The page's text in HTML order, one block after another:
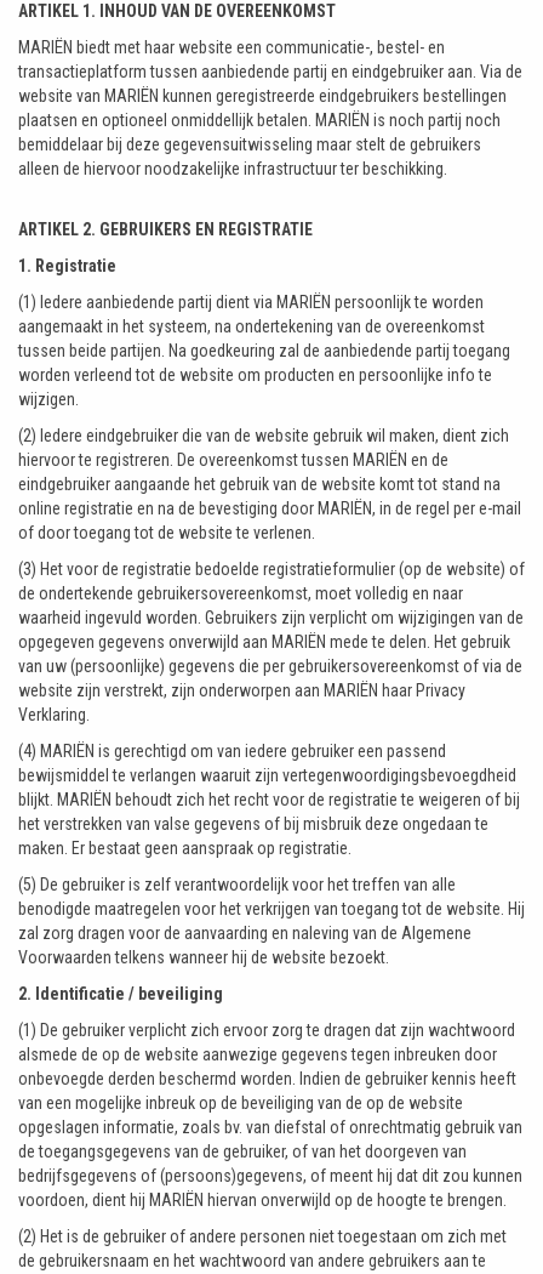
ARTIKEL 1. INHOUD VAN DE OVEREENKOMST
MARIËN biedt met haar website een communicatie-, bestel- en
transactieplatform tussen aanbiedende partij en eindgebruiker aan. Via de
website van MARIËN kunnen geregistreerde eindgebruikers bestellingen
plaatsen en optioneel onmiddellijk betalen. MARIËN is noch partij noch
bemiddelaar bij deze gegevensuitwisseling maar stelt de gebruikers
alleen de hiervoor noodzakelijke infrastructuur ter beschikking.
ARTIKEL 2. GEBRUIKERS EN REGISTRATIE
1. Registratie
(1) Iedere aanbiedende partij dient via MARIËN persoonlijk te worden
aangemaakt in het systeem, na ondertekening van de overeenkomst
tussen beide partijen. Na goedkeuring zal de aanbiedende partij toegang
worden verleend tot de website om producten en persoonlijke info te
wijzigen.
(2) Iedere eindgebruiker die van de website gebruik wil maken, dient zich
hiervoor te registreren. De overeenkomst tussen MARIËN en de
eindgebruiker aangaande het gebruik van de website komt tot stand na
online registratie en na de bevestiging door MARIËN, in de regel per e-mail
of door toegang tot de website te verlenen.
(3) Het voor de registratie bedoelde registratieformulier (op de website) of
de ondertekende gebruikersovereenkomst, moet volledig en naar
waarheid ingevuld worden. Gebruikers zijn verplicht om wijzigingen van de
opgegeven gegevens onverwijld aan MARIËN mede te delen. Het gebruik
van uw (persoonlijke) gegevens die per gebruikersovereenkomst of via de
website zijn verstrekt, zijn onderworpen aan MARIËN haar Privacy
Verklaring.
(4) MARIËN is gerechtigd om van iedere gebruiker een passend
bewijsmiddel te verlangen waaruit zijn vertegenwoordigingsbevoegdheid
blijkt. MARIËN behoudt zich het recht voor de registratie te weigeren of bij
het verstrekken van valse gegevens of bij misbruik deze ongedaan te
maken. Er bestaat geen aanspraak op registratie.
(5) De gebruiker is zelf verantwoordelijk voor het treffen van alle
benodigde maatregelen voor het verkrijgen van toegang tot de website. Hij
zal zorg dragen voor de aanvaarding en naleving van de Algemene
Voorwaarden telkens wanneer hij de website bezoekt.
2. Identificatie / beveiliging
(1) De gebruiker verplicht zich ervoor zorg te dragen dat zijn wachtwoord
alsmede de op de website aanwezige gegevens tegen inbreuken door
onbevoegde derden beschermd worden. Indien de gebruiker kennis heeft
van een mogelijke inbreuk op de beveiliging van de op de website
opgeslagen informatie, zoals bv. van diefstal of onrechtmatig gebruik van
de toegangsgegevens van de gebruiker, of van het doorgeven van
bedrijfsgegevens of (persoons)gegevens, of meent hij dat dit zou kunnen
voordoen, dient hij MARIËN hiervan onverwijld op de hoogte te brengen.
(2) Het is de gebruiker of andere personen niet toegestaan om zich met
de gebruikersnaam en het wachtwoord van andere gebruikers aan te